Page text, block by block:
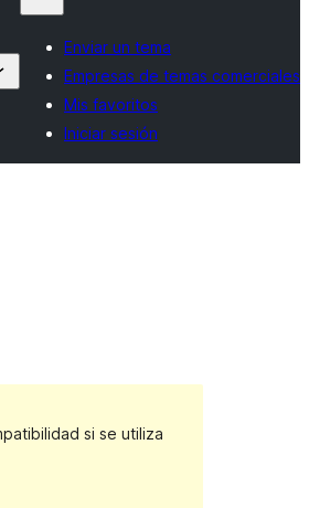
Enviar un tema
Empresas de temas comerciales
Mis favoritos
Iniciar sesión
si se utiliza